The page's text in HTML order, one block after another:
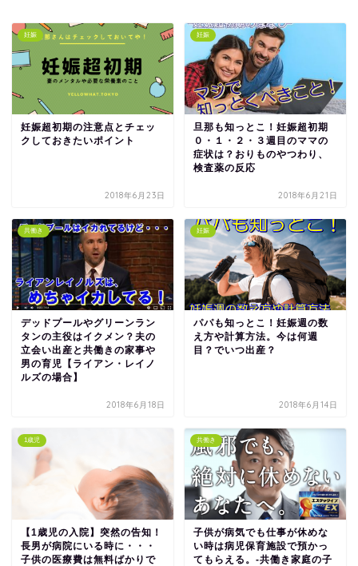
妊娠
妊娠超初期の注意点とチェッ
クしておきたいポイント
2018年6月23日
妊娠
旦那も知っとこ！妊娠超初期
０・１・２・３週目のママの
症状は？おりものやつわり、
検査薬の反応
2018年6月21日
共働き
デッドプールやグリーンラン
タンの主役はイクメン？夫の
立会い出産と共働きの家事や
男の育児【ライアン・レイノ
ルズの場合】
2018年6月18日
妊娠
パパも知っとこ！妊娠週の数
え方や計算方法。今は何週
目？でいつ出産？
2018年6月14日
1歳児
【1歳児の入院】突然の告知！
長男が病院にいる時に・・・
子供の医療費は無料ばかりで
共働き
子供が病気でも仕事が休めな
い時は病児保育施設で預かっ
てもらえる。-共働き家庭の子